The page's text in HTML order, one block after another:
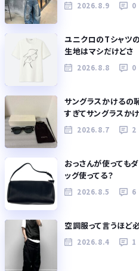
2026.8.9 0
ユニクロのTシャツ
生地はマシだけどさ
2026.8.8 0
サングラスかけるの
すぎてサングラスか
2026.8.7 2
おっさんが使っても
ッグ使ってる？
2026.8.5 6
空調服って言うほど
2026.8.4 1